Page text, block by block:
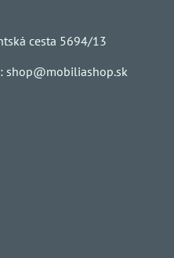
cesta 5694/13
shop@mobiliashop.sk